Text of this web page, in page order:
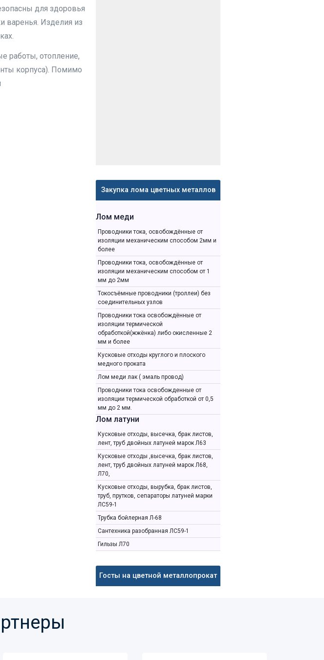
для здоровья
варенья. Изделия из
работы, отопление,
корпуса). Помимо
Закупка лома цветных металлов
Лом меди
Проводники тока, освобождённые от
изоляции механическим способом 2мм и
более
Проводники тока, освобождённые от
изоляции механическим способом от 1
мм до 2мм
Токосъёмные проводники (троллеи) без
соединительных узлов
Проводники тока освобождённые от
изоляции термической
обработкой(жжёнка) либо окисленные 2
мм и более
Кусковые отходы круглого и плоского
медного проката
Лом меди лак ( эмаль провод)
Проводники тока освобожденные от
изоляции термической обработкой от 0,5
мм до 2 мм.
Лом латуни
Кусковые отходы, высечка, брак листов,
лент, труб двойных латуней марок Л63
Кусковые отходы ,высечка, брак листов,
лент, труб двойных латуней марок Л68,
Л70,
Кусковые отходы, вырубка, брак листов,
труб, прутков, сепараторы латуней марки
ЛС59-1
Трубка бойлерная Л-68
Сантехника разобранная ЛС59-1
Гильзы Л70
Госты на цветной металлопрокат